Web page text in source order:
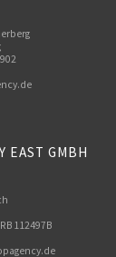
EAST GMBH
112497B